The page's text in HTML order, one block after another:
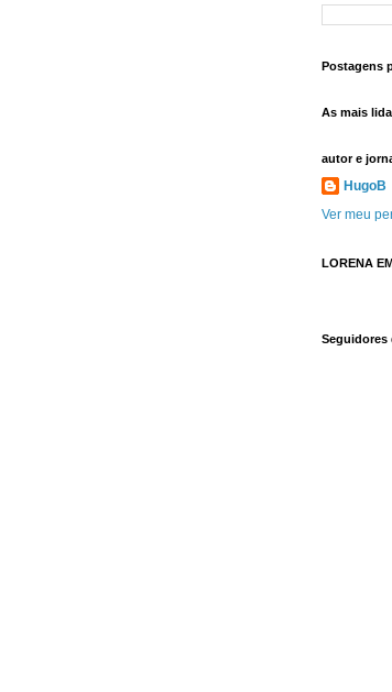
Postagens
As mais
autor e
HugoB
Ver meu
LORENA
Seguidores